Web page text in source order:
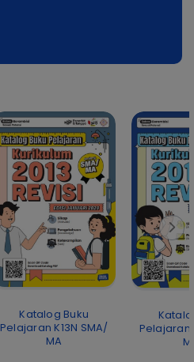
Katalog Buku
Pelajaran K13N SMA/
MA
Pelajaran